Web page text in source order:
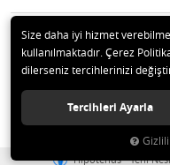
İLETİŞİM
© 2020 MAG
Hipotenüs Yeni
Size daha iyi hizmet
kullanılmaktadır. Çerez
dilerseniz tercihlerinizi
Tercihleri Ayarla